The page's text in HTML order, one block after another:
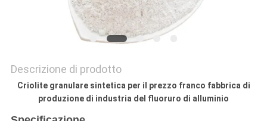
RISERVATEZZA
Descrizione di prodotto
Criolite granulare sintetica per il prezzo franco fabbrica di
produzione di industria del fluoruro di alluminio